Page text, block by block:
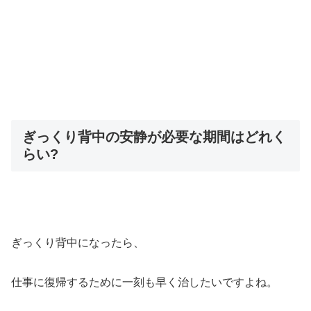
ぎっくり背中の安静が必要な期間はどれく
らい?
ぎっくり背中になったら、
仕事に復帰するために一刻も早く治したいですよね。